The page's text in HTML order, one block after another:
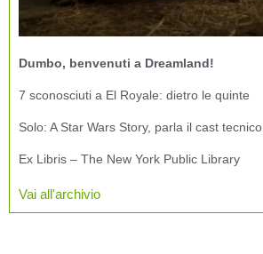
Dumbo, benvenuti a Dreamland!
7 sconosciuti a El Royale: dietro le quinte
Solo: A Star Wars Story, parla il cast tecnico
Ex Libris – The New York Public Library
Vai all'archivio